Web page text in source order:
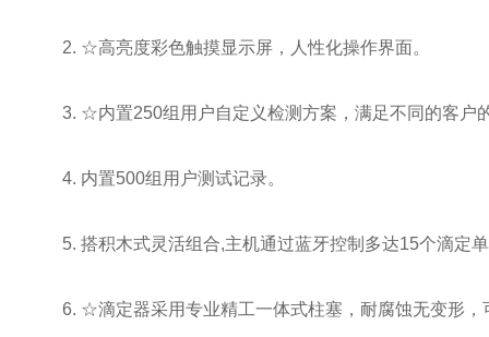
2. ☆高亮度彩色触摸显示屏，人性化操作界面。
3. ☆内置250组用户自定义检测方案，满足不同的客户
4. 内置500组用户测试记录。
5. 搭积木式灵活组合,主机通过蓝牙控制多达15个滴定
6. ☆滴定器采用专业精工一体式柱塞，耐腐蚀无变形，